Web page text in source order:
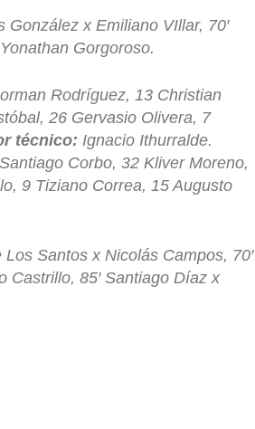
González x Emiliano VIllar, 70′
Gorgoroso.
Rodríguez, 13 Christian
26 Gervasio Olivera, 7
técnico: Ignacio Ithurralde.
Corbo, 32 Kliver Moreno,
9 Tiziano Correa, 15 Augusto
Santos x Nicolás Campos, 70′
Castrillo, 85′ Santiago Díaz x